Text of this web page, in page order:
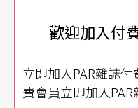
南部表演團隊、培
辦理了工作坊、校園
簡文彬的心裡，還有
歡迎加入付
立即加入PAR雜誌
費會員立即加入